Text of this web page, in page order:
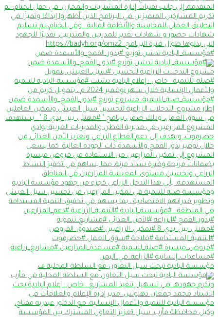
#مؤسسة_البادية تدشن توزيع #بذور_القمح_والأسمدة ضمن
مؤسسة البادية تبحث سبل التعاون مع السلطة المحلية ف